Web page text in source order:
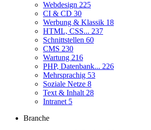
Webdesign 225
CI & CD 30
Werbung & Klassik 18
HTML, CSS... 237
Schnittstellen 60
CMS 230
Wartung 216
PHP, Datenbank... 226
Mehrsprachig 53
Soziale Netze 8
Text & Inhalt 28
Intranet 5
Branche